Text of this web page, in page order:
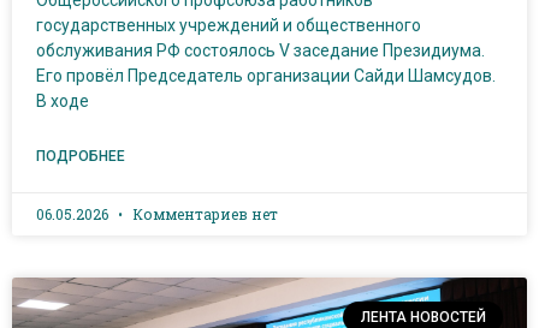
государственных учреждений и общественного
обслуживания РФ состоялось V заседание Президиума.
Его провёл Председатель организации Сайди Шамсудов.
В ходе
ПОДРОБНЕЕ
06.05.2026 Комментариев нет
ЛЕНТА НОВОСТЕЙ